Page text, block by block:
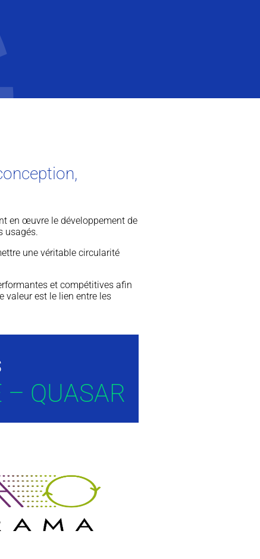
en œuvre le développement de
usagés.
une véritable circularité
et compétitives afin
valeur est le lien entre les
– QUASAR